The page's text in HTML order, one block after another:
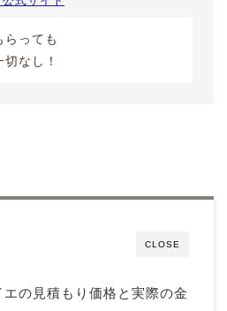
らっても
なし！
CLOSE
の見積もり価格と実際の金